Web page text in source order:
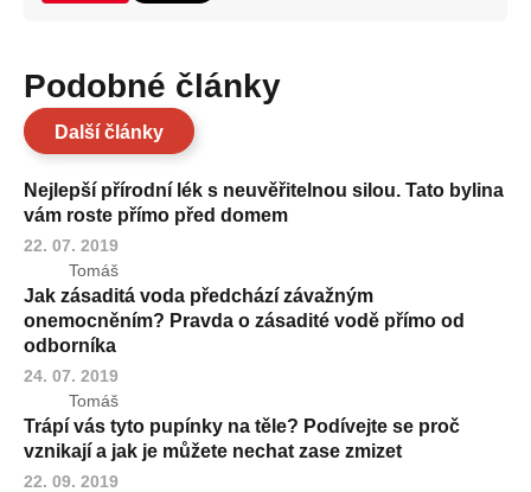
Podobné články
Další články
Nejlepší přírodní lék s neuvěřitelnou silou. Tato bylina
vám roste přímo před domem
22. 07. 2019
Tomáš
Jak zásaditá voda předchází závažným
onemocněním? Pravda o zásadité vodě přímo od
odborníka
24. 07. 2019
Tomáš
Trápí vás tyto pupínky na těle? Podívejte se proč
vznikají a jak je můžete nechat zase zmizet
22. 09. 2019